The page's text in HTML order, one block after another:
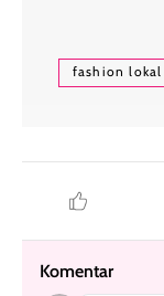
fashion lokal
Komentar